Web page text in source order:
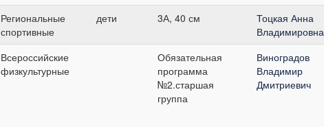
Региональные
спортивные
дети 3А, 40 см
Тоцкая Анна
Владимировна
Всероссийские
физкультурные
Обязательная
программа
№2.старшая
группа
Виноградов
Владимир
Дмитриевич